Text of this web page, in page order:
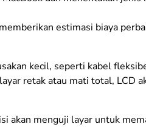
estimasi biaya
kecil, seperti kabel
retak atau mati total, LCD
akan menguji layar untuk